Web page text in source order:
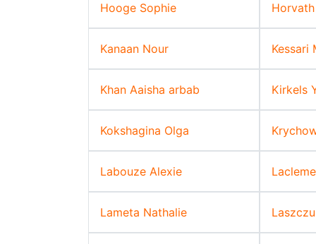
Hooge Sophie
Kanaan Nour Kessari
Khan Aaisha arbab Kirkels
Kokshagina Olga
Labouze Alexie
Lameta Nathalie